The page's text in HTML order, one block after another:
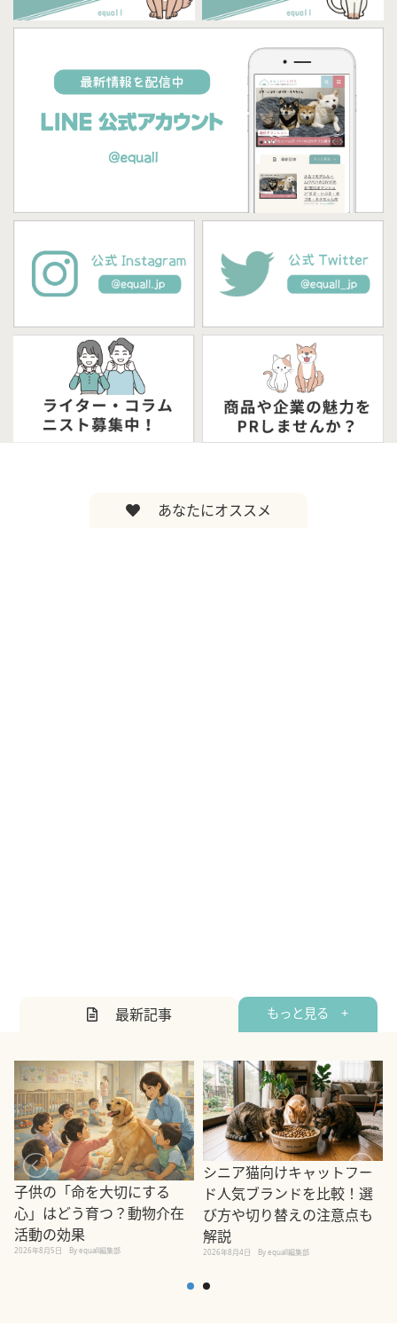
あなたにオススメ
最新記事 もっと見る +
子供の「命を大切にする
心」はどう育つ？動物介在
活動の効果
2026年8月5日 By equall編集部
シニア猫向けキャットフー
ド人気ブランドを比較！選
び方や切り替えの注意点も
解説
2026年8月4日 By equall編集部